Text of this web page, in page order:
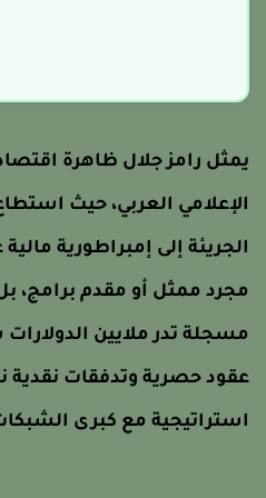
رامز جلال ظاهرة
العربي، حيث استطاع
إلى إمبراطورية مالية
ممثل أو مقدم برامج، بل
تدر ملايين الدولارات
حصرية وتدفقات نقدية
مع كبرى الشبكات